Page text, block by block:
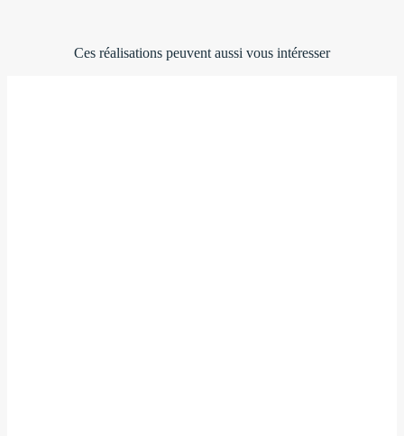
Ces réalisations peuvent aussi vous intéresser